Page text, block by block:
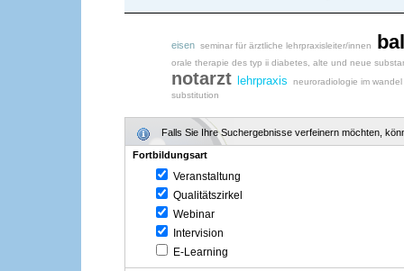
eisen seminar für ärztliche lehrpraxisleiter/innen
orale therapie des typ ii diabetes, alte und neue
notarzt lehrpraxis
neuroradiologie im wandel
substitution
Falls Sie Ihre Suchergebnisse verfeinern möchten,
Fortbildungsart
Veranstaltung
Qualitätszirkel
Webinar
Intervision
E-Learning